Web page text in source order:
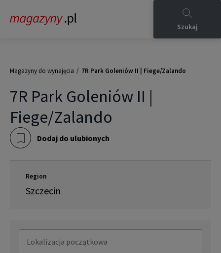
Szukaj
Magazyny do wynajęcia / 7R Park Goleniów II | Fiege/Zalando
7R Park Goleniów II |
Fiege/Zalando
Dodaj do ulubionych
Region
Szczecin